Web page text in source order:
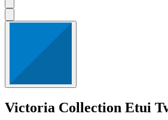
Victoria Collection Etui